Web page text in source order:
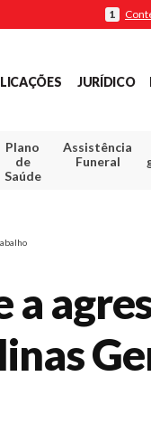
1
JURÍDICO
Plano
de
Saúde
Assistência
Funeral